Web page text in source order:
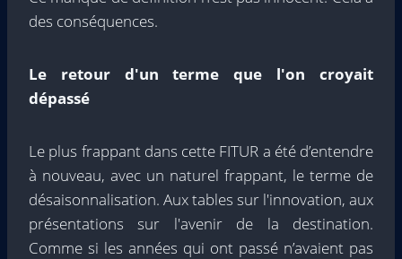
des conséquences.
Le retour d'un terme que l'on croyait
dépassé
Le plus frappant dans cette FITUR a été d’entendre
à nouveau, avec un naturel frappant, le terme de
désaisonnalisation. Aux tables sur l'innovation, aux
présentations sur l'avenir de la destination.
Comme si les années qui ont passé n’avaient pas